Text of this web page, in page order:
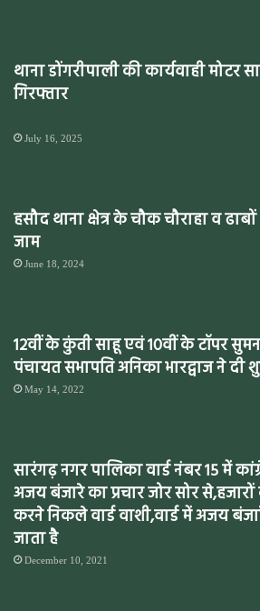
थाना डोंगरीपाली की कार्यवाही मोटर
गिरफ्तार
July 16, 2025
हसौद थाना क्षेत्र के चौक चौराहा व
जाम
June 18, 2024
12वीं के कुंती साहू एवं 10वीं के टॉपर
पंचायत सभापति अनिका भारद्वाज ने दी
May 14, 2022
सारंगढ़ नगर पालिका वार्ड नंबर 15 में
अजय बंजारे का प्रचार जोर सोर
करने निकले वार्ड वाशी,वार्ड में अजय
जाता है
December 10, 2021